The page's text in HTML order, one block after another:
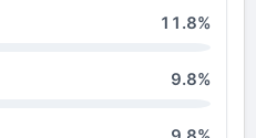
11.8%
9.8%